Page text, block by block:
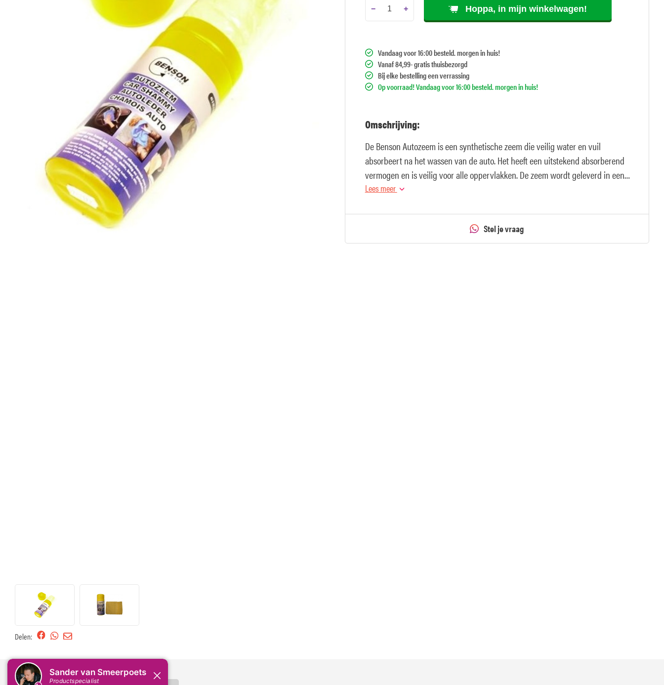
Delen:
− + Hoppa, in mijn winkelwagen!
Vandaag voor 16:00 besteld. morgen in huis!
Vanaf 84,99- gratis thuisbezorgd
Bij elke bestelling een verrassing
Op voorraad! Vandaag voor 16:00 besteld. morgen in huis!
Omschrijving:
De Benson Autozeem is een synthetische zeem die veilig water en vuil
absorbeert na het wassen van de auto. Het heeft een uitstekend absorberend
vermogen en is veilig voor alle oppervlakken. De zeem wordt geleverd in een
handige afsluitbare koker
Lees meer
Stel je vraag